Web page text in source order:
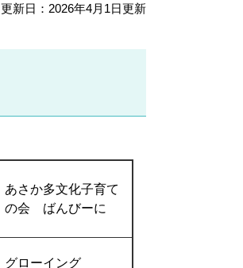
更新日：2026年4月1日更新
あさか多文化子育て
の会 ばんびーに
グローイング